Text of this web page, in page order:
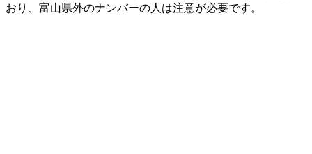
おり、富山県外のナンバーの人は注意が必要です。